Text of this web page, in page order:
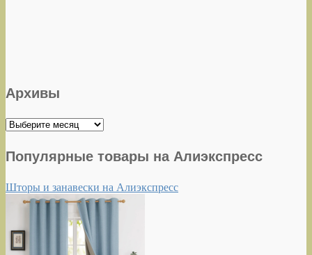
Архивы
Архивы
Популярные товары на Алиэкспресс
Шторы и занавески на Алиэкспресс